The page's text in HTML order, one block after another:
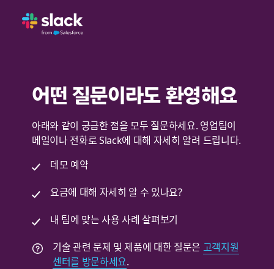
어떤 질문이라도 환영해요
아래와 같이 궁금한 점을 모두 질문하세요. 영업팀이
메일이나 전화로 Slack에 대해 자세히 알려 드립니다.
데모 예약
요금에 대해 자세히 알 수 있나요?
내 팀에 맞는 사용 사례 살펴보기
기술 관련 문제 및 제품에 대한 질문은 고객지원
센터를 방문하세요.